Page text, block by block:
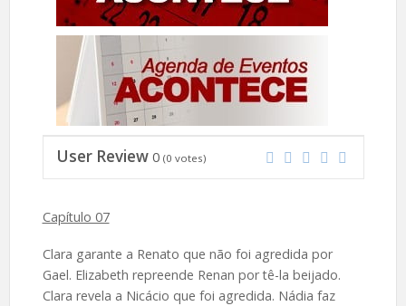
User Review 0 (0 votes)
Capítulo 07
Clara garante a Renato que não foi agredida por
Gael. Elizabeth repreende Renan por tê-la beijado.
Clara revela a Nicácio que foi agredida. Nádia faz